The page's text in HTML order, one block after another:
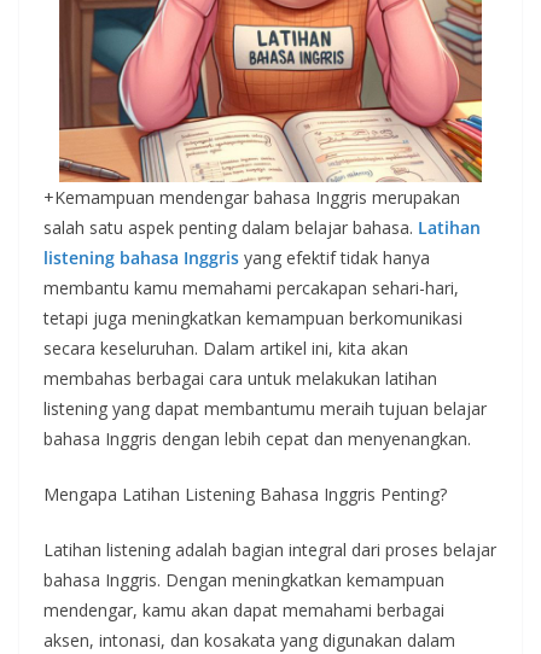
+Kemampuan mendengar bahasa Inggris merupakan
salah satu aspek penting dalam belajar bahasa. Latihan
listening bahasa Inggris yang efektif tidak hanya
membantu kamu memahami percakapan sehari-hari,
tetapi juga meningkatkan kemampuan berkomunikasi
secara keseluruhan. Dalam artikel ini, kita akan
membahas berbagai cara untuk melakukan latihan
listening yang dapat membantumu meraih tujuan belajar
bahasa Inggris dengan lebih cepat dan menyenangkan.
Mengapa Latihan Listening Bahasa Inggris Penting?
Latihan listening adalah bagian integral dari proses belajar
bahasa Inggris. Dengan meningkatkan kemampuan
mendengar, kamu akan dapat memahami berbagai
aksen, intonasi, dan kosakata yang digunakan dalam